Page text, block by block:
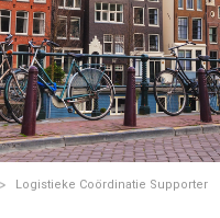
Logistieke Coördinatie Supporter